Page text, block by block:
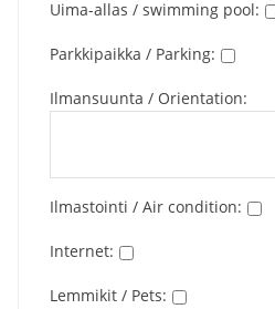
Uima-allas / swimming pool:
Parkkipaikka / Parking:
Ilmansuunta / Orientation:
Ilmastointi / Air condition:
Internet:
Lemmikit / Pets: